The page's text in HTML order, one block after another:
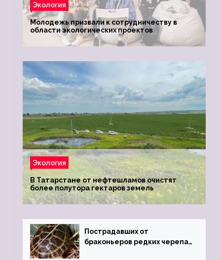
Экология
Молодежь призвали к сотрудничеству в
области экологических проектов
Экология
В Татарстане от нефтешламов очистят
более полутора гектаров земель
Пострадавших от
браконьеров редких черепах